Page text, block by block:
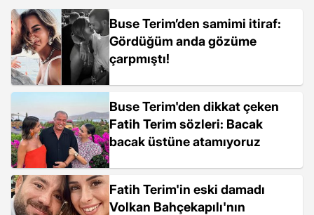
Buse Terim’den samimi itiraf:
Gördüğüm anda gözüme
çarpmıştı!
Buse Terim'den dikkat çeken
Fatih Terim sözleri: Bacak
bacak üstüne atamıyoruz
Fatih Terim'in eski damadı
Volkan Bahçekapılı'nın